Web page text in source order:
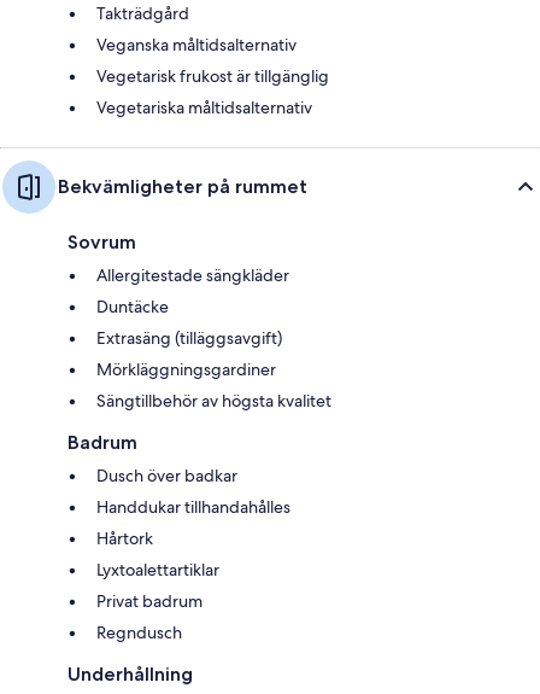
Takträdgård
Veganska måltidsalternativ
Vegetarisk frukost är tillgänglig
Vegetariska måltidsalternativ
Bekvämligheter på rummet
Sovrum
Allergitestade sängkläder
Duntäcke
Extrasäng (tilläggsavgift)
Mörkläggningsgardiner
Sängtillbehör av högsta kvalitet
Badrum
Dusch över badkar
Handdukar tillhandahålles
Hårtork
Lyxtoalettartiklar
Privat badrum
Regndusch
Underhållning